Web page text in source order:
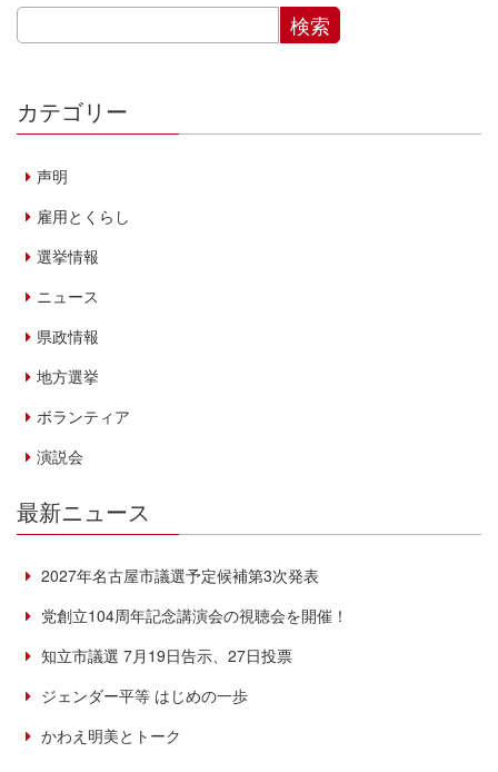
カテゴリー
声明
雇用とくらし
選挙情報
ニュース
県政情報
地方選挙
ボランティア
演説会
最新ニュース
2027年名古屋市議選予定候補第3次発表
党創立104周年記念講演会の視聴会を開催！
知立市議選 7月19日告示、27日投票
ジェンダー平等 はじめの一歩
かわえ明美とトーク